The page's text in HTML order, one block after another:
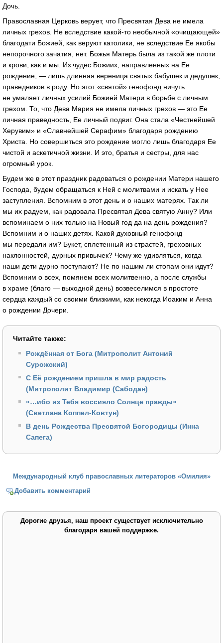
Дочь.
Православная Церковь верует, что Пресвятая Дева не имела
личных грехов. Не вследствие какой-то необычной «очищающей»
благодати Божией, как веруют католики, не вследствие Ее якобы
непорочного зачатия, нет. Божья Матерь была из такой же плоти
и крови, как и мы. Из чудес Божиих, направленных на Ее
рождение, — лишь длинная вереница святых бабушек и дедушек,
праведников в роду. Но этот «святой» генофонд ничуть
не умаляет личных усилий Божией Матери в борьбе с личным
грехом. То, что Дева Мария не имела личных грехов — это Ее
личная праведность, Ее личный подвиг. Она стала «Честнейшей
Херувим» и «Славнейшей Серафим» благодаря рождению
Христа. Но совершиться это рождение могло лишь благодаря Ее
чистой и аскетичной жизни. И это, братья и сестры, для нас
огромный урок.
Будем же в этот праздник радоваться о рождении Матери нашего
Господа, будем обращаться к Ней с молитвами и искать у Нее
заступления. Вспомним в этот день и о наших матерях. Так ли
мы их радуем, как радовала Пресвятая Дева святую Анну? Или
вспоминаем о них только на Новый год да на день рождения?
Вспомним и о наших детях. Какой духовный генофонд
мы передали им? Букет, сплетенный из страстей, греховных
наклонностей, дурных привычек? Чему же удивляться, когда
наши дети дурно поступают? Не по нашим ли стопам они идут?
Вспомним о всех, помянем всех молитвенно, а после службы
в храме (благо — выходной день) возвеселимся в простоте
сердца каждый со своими близкими, как некогда Иоаким и Анна
о рождении Дочери.
Читайте также:
Рождённая от Бога (Митрополит Антоний
Сурожский)
С Её рождением пришла в мир радость
(Митрополит Владимир (Сабодан)
«…ибо из Тебя воссияло Солнце правды»
(Светлана Коппел-Ковтун)
В день Рождества Пресвятой Богородицы (Инна
Сапега)
Международный клуб православных литераторов «Омилия»
Добавить комментарий
Дорогие друзья, наш проект существует исключительно
благодаря вашей поддержке.